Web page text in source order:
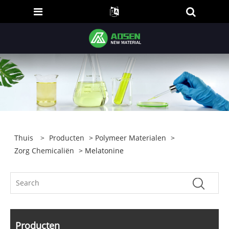
Thuis > Producten > Polymeer Materialen >
Zorg Chemicaliën > Melatonine
Producten